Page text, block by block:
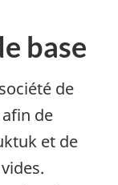
base
de
de
et de